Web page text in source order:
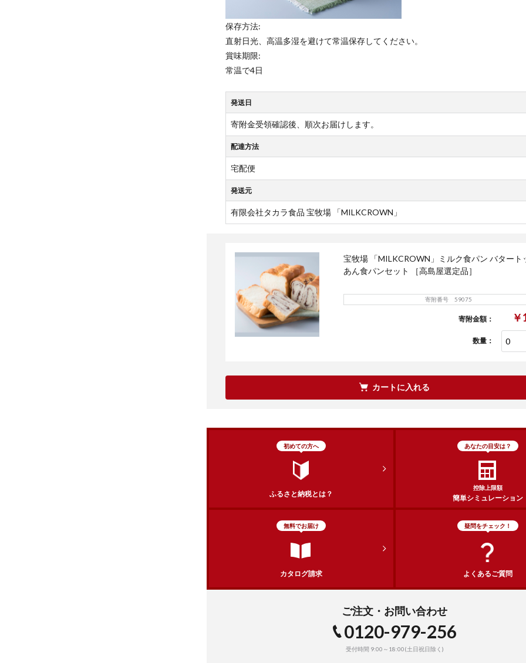
保存方法:
直射日光、高温多湿を避けて常温保存してください。
賞味期限:
常温で4日
発送日
寄附金受領確認後、順次お届けします。
配達方法
宅配便
発送元
有限会社タカラ食品 宝牧場 「MILKCROWN」
宝牧場 「MILKCROWN」ミルク食パン バタート
あん食パンセット ［高島屋選定品］
寄附番号 59075
寄附金額：
数量：
カートに入れる
初めての方へ
ふるさと納税とは？
あなたの目安は？
控除上限額
簡単シミュレーション
無料でお届け
カタログ請求
疑問をチェック！
よくあるご質問
ご注文・お問い合わせ
0120-979-256
受付時間 9:00～18:00(土日祝日除く)